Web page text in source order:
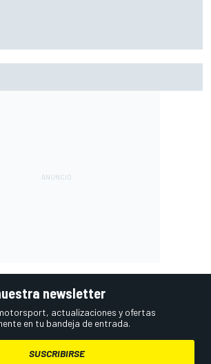
newsletter
actualizaciones y ofertas
en tu bandeja de entrada.
SUSCRIBIRSE